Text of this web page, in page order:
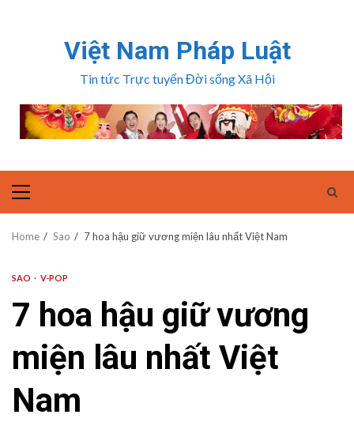
Việt Nam Pháp Luật
Tin tức Trực tuyến Đời sống Xã Hội
Primary
Menu
Home Sao 7 hoa hậu giữ vương miện lâu nhất Việt Nam
SAO V-POP
7 hoa hậu giữ vương
miện lâu nhất Việt
Nam